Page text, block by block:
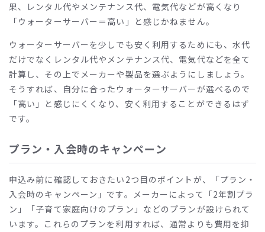
果、レンタル代やメンテナンス代、電気代などが高くなり
「ウォーターサーバー＝高い」と感じかねません。
ウォーターサーバーを少しでも安く利用するためにも、水代
だけでなくレンタル代やメンテナンス代、電気代などを全て
計算し、その上でメーカーや製品を選ぶようにしましょう。
そうすれば、自分に合ったウォーターサーバーが選べるので
「高い」と感じにくくなり、安く利用することができるはず
です。
プラン・入会時のキャンペーン
申込み前に確認しておきたい 2つ目のポイントが、「プラン・
入会時のキャンペーン」です。メーカーによって「2年割プラ
ン」「子育て家庭向けのプラン」などのプランが設けられて
います。これらのプランを利用すれば、通常よりも費用を抑